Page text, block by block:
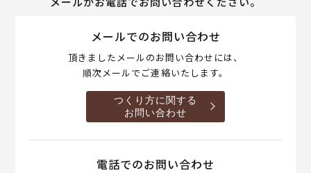
メールでのお問い合わせ
頂きましたメールのお問い合わせには、
順次メールでご連絡いたします。
つくり方に関する
お問い合わせ
電話でのお問い合わせ